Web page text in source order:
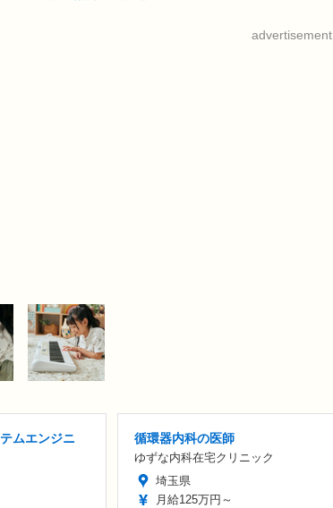
advertisement
ムエンジニ
循環器内科の医師
ゆずな内科在宅クリニック
埼玉県
月給125万円～